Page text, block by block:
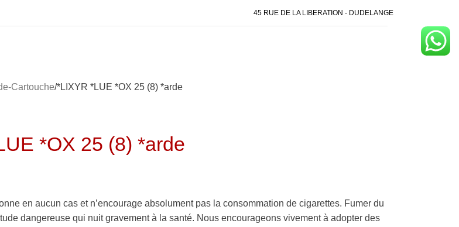
45 RUE DE LA LIBERATION - DUDELANGE
Cartouche *LIXYR *LUE *OX 25 (8) *arde
*OX 25 (8) *arde
en aucun cas et n’encourage absolument pas la consommation de cigarettes. Fumer du
dangereuse qui nuit gravement à la santé. Nous encourageons vivement à adopter des